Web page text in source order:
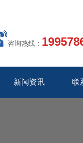
咨询热线：
新闻资讯 联